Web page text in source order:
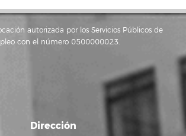
autorizada por los Servicios Públicos de
con el número 0500000023.
Dirección